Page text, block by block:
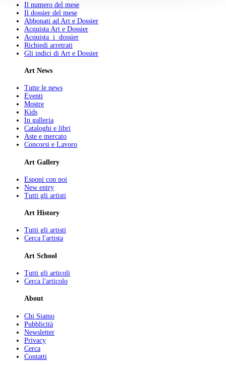
Il numero del mese
Il dossier del mese
Abbonati ad Art e Dossier
Acquista Art e Dossier
Acquista i dossier
Richiedi arretrati
Gli indici di Art e Dossier
Art News
Tutte le news
Eventi
Mostre
Kids
In galleria
Cataloghi e libri
Aste e mercato
Concorsi e Lavoro
Art Gallery
Esponi con noi
New entry
Tutti gli artisti
Art History
Tutti gli artisti
Cerca l'artista
Art School
Tutti gli articoli
Cerca l'articolo
About
Chi Siamo
Pubblicità
Newsletter
Privacy
Cerca
Contatti